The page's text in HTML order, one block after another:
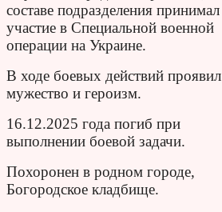
составе подразделения принимал
участие в Специальной военной
операции на Украине.
В ходе боевых действий проявил
мужество и героизм.
16.12.2025 года погиб при
выполнении боевой задачи.
Похоронен в родном городе,
Богородское кладбище.